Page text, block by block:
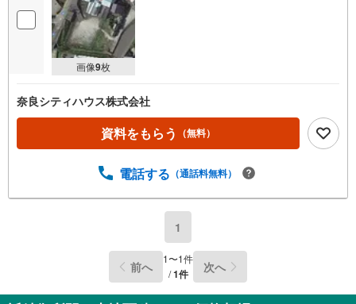
画像9枚
奈良シティハウス株式会社
資料をもらう （無料）
電話する （通話料無料）
1
前へ 1〜1件
/1件 次へ